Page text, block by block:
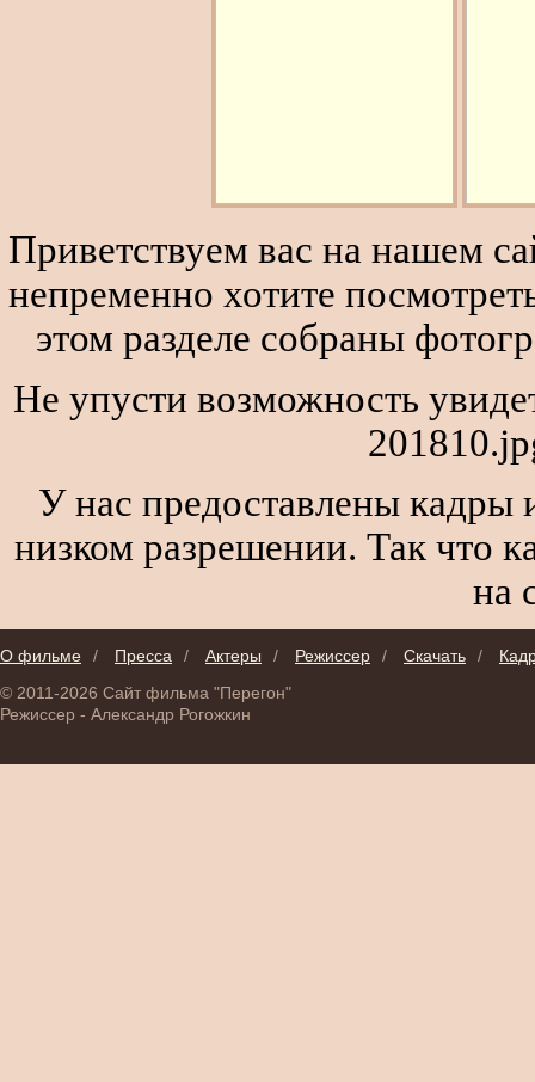
Приветствуем вас на нашем
непременно хотите
этом разделе собраны
Не упусти возможность
У нас предоставлены кадры
низком разрешении. Так что
на
О фильме / Пресса / Актеры / Режиссер / Скачать /
© 2011-2026 Сайт фильма "Перегон"
Режиссер - Александр Рогожкин